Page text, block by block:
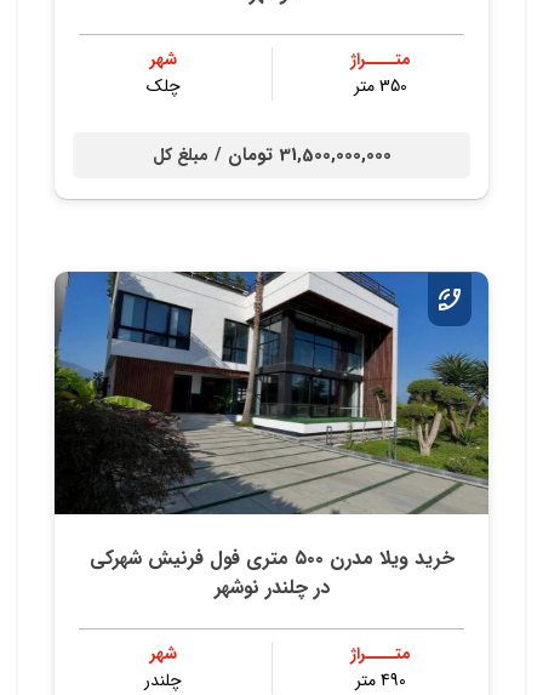
متــــراژ
350 متر
شهر
چلک
31,500,000,000 تومان / مبلغ کل
خريد ويلا مدرن ٥٠٠ متري فول فرنيش شهركي
در چلندر نوشهر
متــــراژ
490 متر
شهر
چلندر